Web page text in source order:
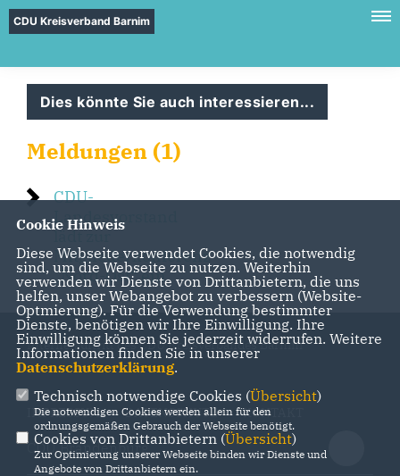
CDU Kreisverband Barnim
Dies könnte Sie auch interessieren...
Meldungen (1)
CDU-
Landesvorstand
lädt zur
Mitgliederkonferenz
Nord-Ost“ ein
Internetauftritt des CDU Kreisverbandes Barnim
IMPRESSUM DATENSCHUTZ KONTAKT
CDU Brandenburg
Cookie Hinweis
Diese Webseite verwendet Cookies, die notwendig
sind, um die Webseite zu nutzen. Weiterhin
verwenden wir Dienste von Drittanbietern, die uns
helfen, unser Webangebot zu verbessern (Website-
Optmierung). Für die Verwendung bestimmter
Dienste, benötigen wir Ihre Einwilligung. Ihre
Einwilligung können Sie jederzeit widerrufen. Weitere
Informationen finden Sie in unserer
Datenschutzerklärung.
Technisch notwendige Cookies (Übersicht)
Die notwendigen Cookies werden allein für den
ordnungsgemäßen Gebrauch der Webseite benötigt.
Cookies von Drittanbietern (Übersicht)
Zur Optimierung unserer Webseite binden wir Dienste und
Angebote von Drittanbietern ein.